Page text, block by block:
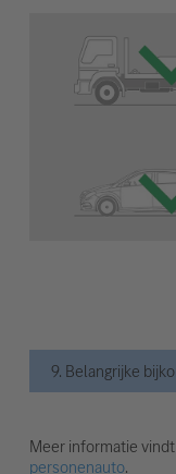
9. Belangrijke
Meer informatie
personenauto.